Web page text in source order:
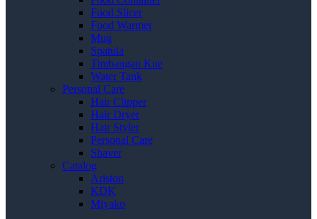
Food Slicer
Food Warmer
Mug
Spatula
Timbangan Kue
Water Tank
Personal Care
Hair Clipper
Hair Dryer
Hair Styler
Personal Care
Shaver
Catalog
Ariston
KDK
Miyako